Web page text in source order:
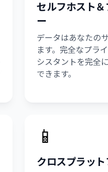
セルフホスト
ー
データはあなたの
ます。完全なプラ
シスタントを完全
できます。
📱
クロスプラッ